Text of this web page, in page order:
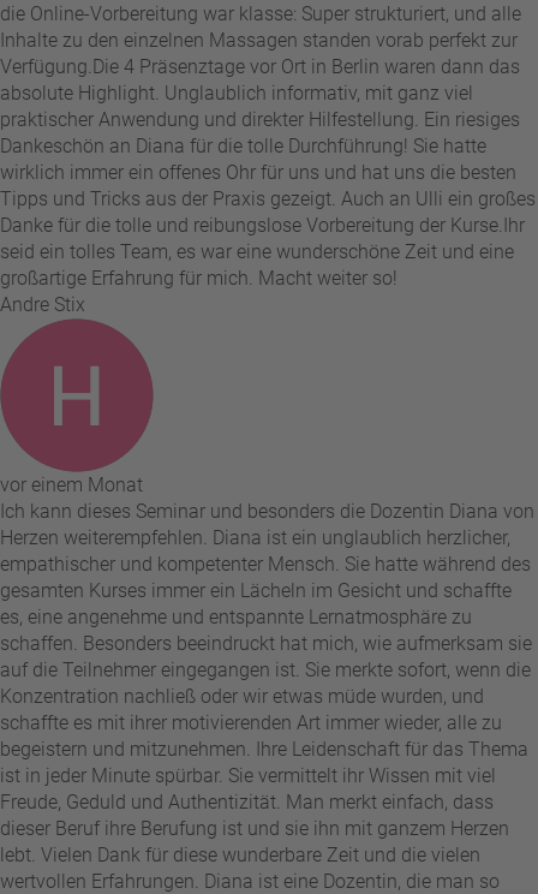
die Online-Vorbereitung war klasse: Super strukturiert, und alle
Inhalte zu den einzelnen Massagen standen vorab perfekt zur
Verfügung. ​Die 4 Präsenztage vor Ort in Berlin waren dann das
absolute Highlight. Unglaublich informativ, mit ganz viel
praktischer Anwendung und direkter Hilfestellung. Ein riesiges
Dankeschön an Diana für die tolle Durchführung! Sie hatte
wirklich immer ein offenes Ohr für uns und hat uns die besten
Tipps und Tricks aus der Praxis gezeigt. Auch an Ulli ein großes
Danke für die tolle und reibungslose Vorbereitung der Kurse. ​Ihr
seid ein tolles Team, es war eine wunderschöne Zeit und eine
großartige Erfahrung für mich. Macht weiter so!
Andre Stix
vor einem Monat
Ich kann dieses Seminar und besonders die Dozentin Diana von
Herzen weiterempfehlen. Diana ist ein unglaublich herzlicher,
empathischer und kompetenter Mensch. Sie hatte während des
gesamten Kurses immer ein Lächeln im Gesicht und schaffte
es, eine angenehme und entspannte Lernatmosphäre zu
schaffen. Besonders beeindruckt hat mich, wie aufmerksam sie
auf die Teilnehmer eingegangen ist. Sie merkte sofort, wenn die
Konzentration nachließ oder wir etwas müde wurden, und
schaffte es mit ihrer motivierenden Art immer wieder, alle zu
begeistern und mitzunehmen. Ihre Leidenschaft für das Thema
ist in jeder Minute spürbar. Sie vermittelt ihr Wissen mit viel
Freude, Geduld und Authentizität. Man merkt einfach, dass
dieser Beruf ihre Berufung ist und sie ihn mit ganzem Herzen
lebt. Vielen Dank für diese wunderbare Zeit und die vielen
wertvollen Erfahrungen. Diana ist eine Dozentin, die man so